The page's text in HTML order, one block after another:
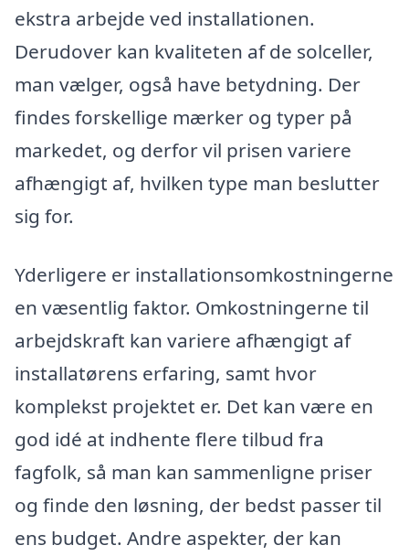
ekstra arbejde ved installationen.
Derudover kan kvaliteten af de solceller,
man vælger, også have betydning. Der
findes forskellige mærker og typer på
markedet, og derfor vil prisen variere
afhængigt af, hvilken type man beslutter
sig for.
Yderligere er installationsomkostningerne
en væsentlig faktor. Omkostningerne til
arbejdskraft kan variere afhængigt af
installatørens erfaring, samt hvor
komplekst projektet er. Det kan være en
god idé at indhente flere tilbud fra
fagfolk, så man kan sammenligne priser
og finde den løsning, der bedst passer til
ens budget. Andre aspekter, der kan